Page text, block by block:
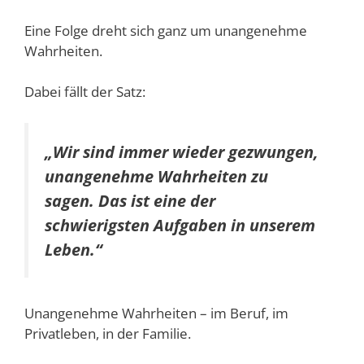
Eine Folge dreht sich ganz um unangenehme
Wahrheiten.
Dabei fällt der Satz:
„Wir sind immer wieder gezwungen,
unangenehme Wahrheiten zu
sagen. Das ist eine der
schwierigsten Aufgaben in unserem
Leben.“
Unangenehme Wahrheiten – im Beruf, im
Privatleben, in der Familie.